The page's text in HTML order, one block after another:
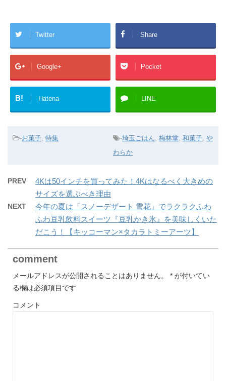
Twitter Share
Google+ Pocket
B! Hatena LINE
-お菓子 特集 -埼玉ごはん 梅林堂 和菓子 や
わらか
PREV
4Kは50インチを買ってみた！4Kはなるべく大きめの
サイズを選ぶべき理由
NEXT
今年の夏は「スノーデザート 雪花」でラクラクふわ
ふわ豆乳飲料スイーツ『豆乳かき氷』を美味しくいた
だこう！【キッコーマン×タカラトミーアーツ】
comment
メールアドレスが公開されることはありません。 * が付いてい
る欄は必須項目です
コメント